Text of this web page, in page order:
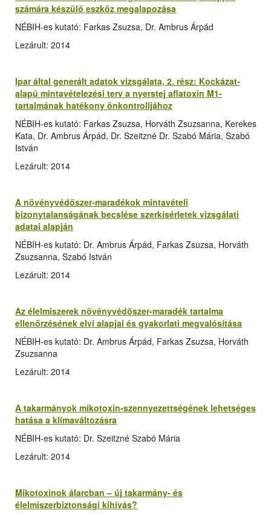
számára készülő eszköz megalapozása
NÉBIH-es kutató: Farkas Zsuzsa, Dr. Ambrus Árpád
Lezárult: 2014
Ipar által generált adatok vizsgálata, 2. rész: Kockázat-
alapú mintavételezési terv a nyerstej aflatoxin M1-
tartalmának hatékony önkontrolljához
NÉBIH-es kutató: Farkas Zsuzsa, Horváth Zsuzsanna, Kerekes
Kata, Dr. Ambrus Árpád, Dr. Szeitzné Dr. Szabó Mária, Szabó
István
Lezárult: 2014
A növényvédőszer-maradékok mintavételi
bizonytalanságának becslése szerkísérletek vizsgálati
adatai alapján
NÉBIH-es kutató: Dr. Ambrus Árpád, Farkas Zsuzsa, Horváth
Zsuzsanna, Szabó István
Lezárult: 2014
Az élelmiszerek növényvédőszer-maradék tartalma
ellenőrzésének elvi alapjai és gyakorlati megvalósítása
NÉBIH-es kutató: Dr. Ambrus Árpád, Farkas Zsuzsa, Horváth
Zsuzsanna
Lezárult: 2014
A takarmányok mikotoxin-szennyezettségének lehetséges
hatása a klímaváltozásra
NÉBIH-es kutató: Dr. Szeitzné Szabó Mária
Lezárult: 2014
Mikotoxinok álarcban – új takarmány- és
élelmiszerbiztonsági kihívás?